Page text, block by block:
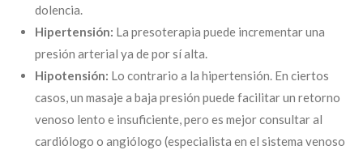
dolencia.
Hipertensión: La presoterapia puede incrementar una
presión arterial ya de por sí alta.
Hipotensión: Lo contrario a la hipertensión. En ciertos
casos, un masaje a baja presión puede facilitar un retorno
venoso lento e insuficiente, pero es mejor consultar al
cardiólogo o angiólogo (especialista en el sistema venoso